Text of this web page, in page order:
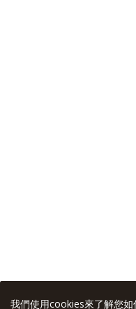
我們使用cookies來了解您